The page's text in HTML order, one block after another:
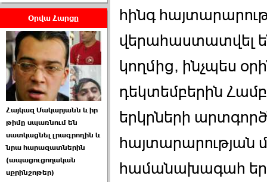
2026-07-04 10:40:00
Սահմանադրական
դատարանը մերժեց ›››
2026-07-02 00:39:00
Օրվա Հարցը
Հայկազ Մակարյանն և իր
թիմը սպառնում են
սատկացնել լրագրողին և
նրա հարազատներին
(ապացուցողական
սքրինշոթեր)
հինգ
վերահաստատվել
կողմից, ինչպես
դեկտեմբերին
երկրների
հայտարարության
համանախագահ